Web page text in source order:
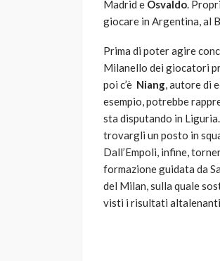
Madrid e Osvaldo.
giocare in Argentina, al
Prima di poter agire
Milanello dei giocatori
poi c’è Niang, autore di
esempio, potrebbe
sta disputando in
trovargli un posto in
Dall’Empoli, infine,
formazione guidata da
del Milan, sulla quale
visti i risultati